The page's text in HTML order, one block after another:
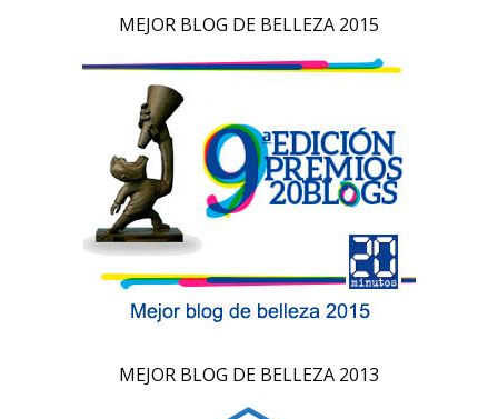
MEJOR BLOG DE BELLEZA 2015
MEJOR BLOG DE BELLEZA 2013